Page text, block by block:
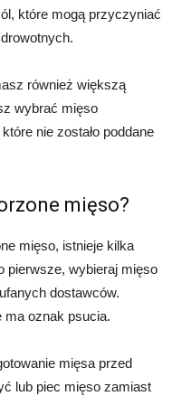
które mogą przyczyniać
również większą
wybrać mięso
nie zostało poddane
mięso?
mięso, istnieje kilka
pierwsze, wybieraj mięso
dostawców.
ma oznak psucia.
mięsa przed
lub piec mięso zamiast